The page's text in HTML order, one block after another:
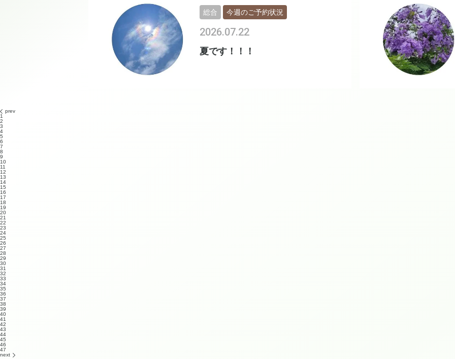
夏です！！！
2026.07.22
総合 今週のご予約状況
prev
1
2
3
4
5
6
7
8
9
10
11
12
13
14
15
16
17
18
19
20
21
22
23
24
25
26
27
28
29
30
31
32
33
34
35
36
37
38
39
40
41
42
43
44
45
46
47
next